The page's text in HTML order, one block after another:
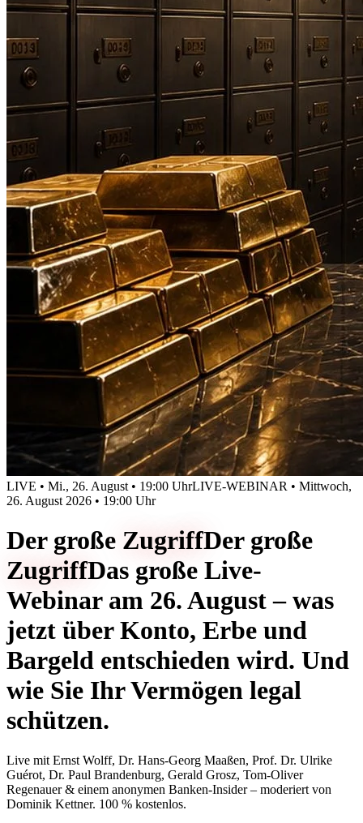
LIVE • Mi., 26. August • 19:00 UhrLIVE-WEBINAR • Mittwoch,
26. August 2026 • 19:00 Uhr
Der große ZugriffDer große
ZugriffDas große Live-
Webinar am 26. August – was
jetzt über Konto, Erbe und
Bargeld entschieden wird. Und
wie Sie Ihr Vermögen legal
schützen.
Live mit Ernst Wolff, Dr. Hans-Georg Maaßen, Prof. Dr. Ulrike
Guérot, Dr. Paul Brandenburg, Gerald Grosz, Tom-Oliver
Regenauer & einem anonymen Banken-Insider– moderiert von
Dominik Kettner. 100 % kostenlos.